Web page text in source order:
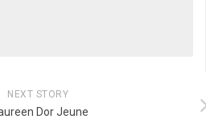
NEXT STORY
Dor Jeune